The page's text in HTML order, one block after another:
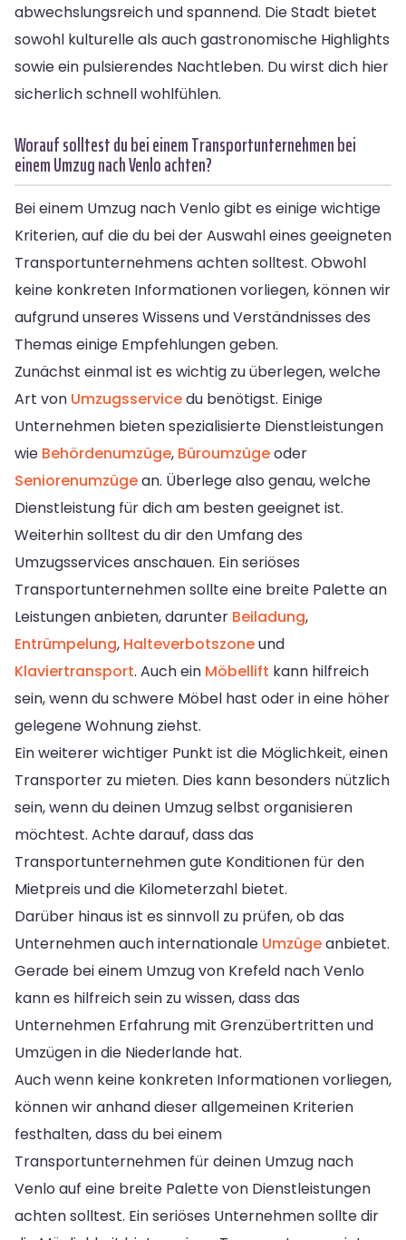
abwechslungsreich und spannend. Die Stadt bietet
sowohl kulturelle als auch gastronomische Highlights
sowie ein pulsierendes Nachtleben. Du wirst dich hier
sicherlich schnell wohlfühlen.
Worauf solltest du bei einem Transportunternehmen bei
einem Umzug nach Venlo achten?
Bei einem Umzug nach Venlo gibt es einige wichtige
Kriterien, auf die du bei der Auswahl eines geeigneten
Transportunternehmens achten solltest. Obwohl
keine konkreten Informationen vorliegen, können wir
aufgrund unseres Wissens und Verständnisses des
Themas einige Empfehlungen geben.
Zunächst einmal ist es wichtig zu überlegen, welche
Art von Umzugsservicedu benötigst. Einige
Unternehmen bieten spezialisierte Dienstleistungen
wie Behördenumzüge, Büroumzügeoder
Seniorenumzügean. Überlege also genau, welche
Dienstleistung für dich am besten geeignet ist.
Weiterhin solltest du dir den Umfang des
Umzugsservices anschauen. Ein seriöses
Transportunternehmen sollte eine breite Palette an
Leistungen anbieten, darunter Beiladung,
Entrümpelung, Halteverbotszoneund
Klaviertransport. Auch ein Möbellift kann hilfreich
sein, wenn du schwere Möbel hast oder in eine höher
gelegene Wohnung ziehst.
Ein weiterer wichtiger Punkt ist die Möglichkeit, einen
Transporter zu mieten. Dies kann besonders nützlich
sein, wenn du deinen Umzug selbst organisieren
möchtest. Achte darauf, dass das
Transportunternehmen gute Konditionen für den
Mietpreis und die Kilometerzahl bietet.
Darüber hinaus ist es sinnvoll zu prüfen, ob das
Unternehmen auch internationale Umzügeanbietet.
Gerade bei einem Umzug von Krefeld nach Venlo
kann es hilfreich sein zu wissen, dass das
Unternehmen Erfahrung mit Grenzübertritten und
Umzügen in die Niederlande hat.
Auch wenn keine konkreten Informationen vorliegen,
können wir anhand dieser allgemeinen Kriterien
festhalten, dass du bei einem
Transportunternehmen für deinen Umzug nach
Venlo auf eine breite Palette von Dienstleistungen
achten solltest. Ein seriöses Unternehmen sollte dir